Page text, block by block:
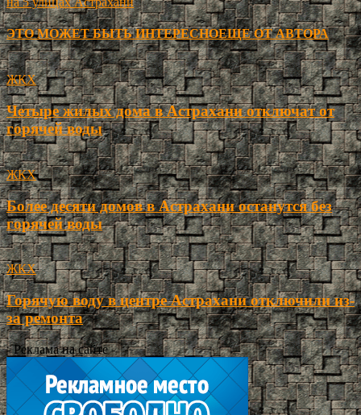
ЭТО МОЖЕТ БЫТЬ ИНТЕРЕСНОЕЩЕ ОТ АВТОРА
ЖКХ
Четыре жилых дома в Астрахани отключат от
горячей воды
ЖКХ
Более десяти домов в Астрахани останутся без
горячей воды
ЖКХ
Горячую воду в центре Астрахани отключили из-
за ремонта
- Реклама на сайте -